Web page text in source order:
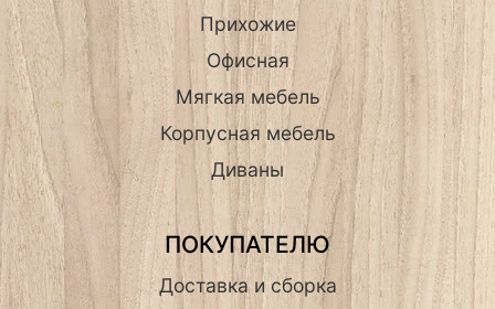
Прихожие
Офисная
Мягкая мебель
Корпусная мебель
Диваны
ПОКУПАТЕЛЮ
Доставка и сборка